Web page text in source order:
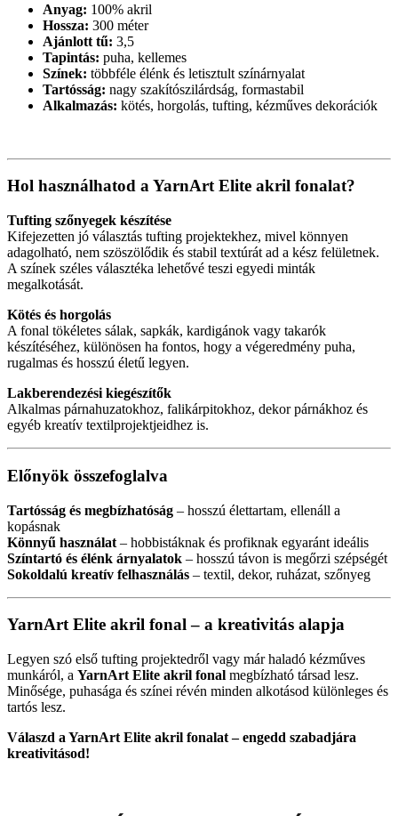
Anyag: 100% akril
Hossza: 300 méter
Ajánlott tű: 3,5
Tapintás: puha, kellemes
Színek: többféle élénk és letisztult színárnyalat
Tartósság: nagy szakítószilárdság, formastabil
Alkalmazás: kötés, horgolás, tufting, kézműves dekorációk
Hol használhatod a YarnArt Elite akril fonalat?
Tufting szőnyegek készítése
Kifejezetten jó választás tufting projektekhez, mivel könnyen
adagolható, nem szöszölődik és stabil textúrát ad a kész felületnek.
A színek széles választéka lehetővé teszi egyedi minták
megalkotását.
Kötés és horgolás
A fonal tökéletes sálak, sapkák, kardigánok vagy takarók
készítéséhez, különösen ha fontos, hogy a végeredmény puha,
rugalmas és hosszú életű legyen.
Lakberendezési kiegészítők
Alkalmas párnahuzatokhoz, falikárpitokhoz, dekor párnákhoz és
egyéb kreatív textilprojektjeidhez is.
Előnyök összefoglalva
Tartósság és megbízhatóság – hosszú élettartam, ellenáll a
kopásnak
Könnyű használat – hobbistáknak és profiknak egyaránt ideális
Színtartó és élénk árnyalatok – hosszú távon is megőrzi szépségét
Sokoldalú kreatív felhasználás – textil, dekor, ruházat, szőnyeg
YarnArt Elite akril fonal – a kreativitás alapja
Legyen szó első tufting projektedről vagy már haladó kézműves
munkáról, a YarnArt Elite akril fonal megbízható társad lesz.
Minősége, puhasága és színei révén minden alkotásod különleges és
tartós lesz.
Válaszd a YarnArt Elite akril fonalat – engedd szabadjára
kreativitásod!